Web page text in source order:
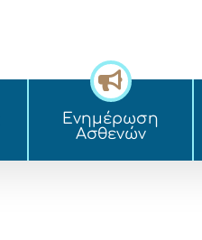
Ενημέρωση
Ασθενών